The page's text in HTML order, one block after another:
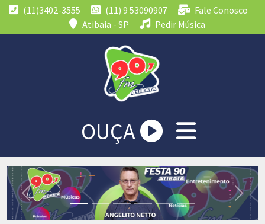
(11)3402-3555 (11) 9 53090907
Fale Conosco
Atibaia - SP
Pedir Música
OUÇA
Previous Next